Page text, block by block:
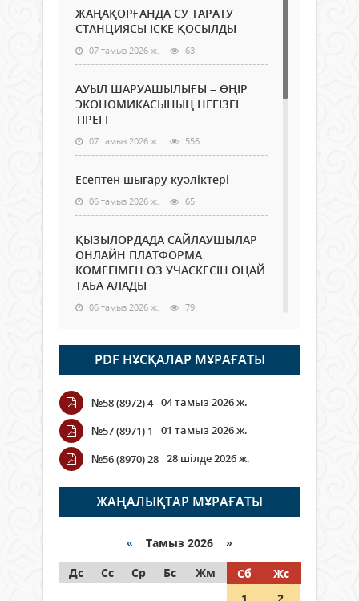
ЖАҢАҚОРҒАНДА СУ ТАРАТУ
СТАНЦИЯСЫ ІСКЕ ҚОСЫЛДЫ
07 тамыз 2026 ж. 63
АУЫЛ ШАРУАШЫЛЫҒЫ – ӨҢІР
ЭКОНОМИКАСЫНЫҢ НЕГІЗГІ
ТІРЕГІ
07 тамыз 2026 ж. 556
Есептен шығару куәліктері
06 тамыз 2026 ж. 65
ҚЫЗЫЛОРДАДА САЙЛАУШЫЛАР
ОНЛАЙН ПЛАТФОРМА
КӨМЕГІМЕН ӨЗ УЧАСКЕСІН ОҢАЙ
ТАБА АЛАДЫ
06 тамыз 2026 ж. 79
Open Air: Қызылорда облысы
полиция департаменті 20
мыңнан астам көрерменнің
қауіпсіздігін қамтамасыз етті
06 тамыз 2026 ж.
Wi-Fi ҚАБЫРҒА АРҚЫЛЫ ҚАЛАЙ
ӨТЕДІ?
06 тамыз 2026 ж. 256
граждане Казахстана,
05 тамыз 2026 ж. 137
PDF НҰСҚАЛАР МҰРАҒАТЫ
№58 (8972) 4 04 тамыз 2026 ж.
№57 (8971) 1
01 тамыз 2026 ж.
№56 (8970) 28 28 шілде 2026 ж.
ЖАҢАЛЫҚТАР МҰРАҒАТЫ
« Тамыз 2026 »
Дс
Сс Ср Бс Жм Сб
Жс
1
2